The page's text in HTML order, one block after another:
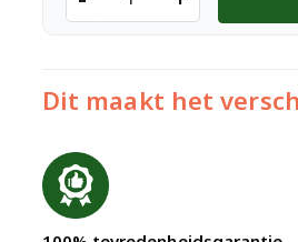
Amchur
aantal
Dit maakt het